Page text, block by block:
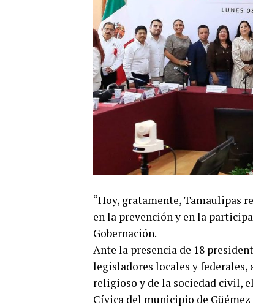
“Hoy, gratamente, Tamaulipas
en la prevención y en la
Gobernación.
Ante la presencia de 18
legisladores locales y federales,
religioso y de la sociedad civil,
Cívica del municipio de